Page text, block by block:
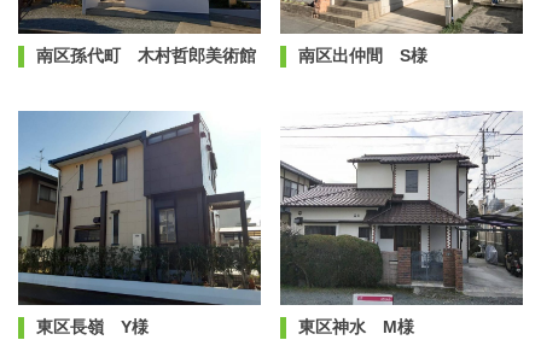
南区孫代町 木村哲郎美術館 南区出仲間 S様
東区長嶺 Y様 東区神水 M様